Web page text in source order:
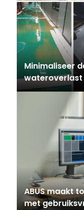
Minimaliseer
wateroverlast
ABUS maakt
met